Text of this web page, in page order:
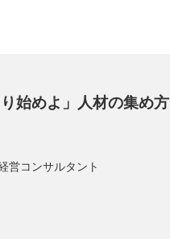
始めよ」人材の集め方
営コンサルタント